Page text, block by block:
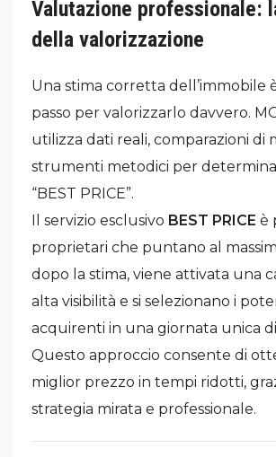
Valutazione professionale:
della valorizzazione
Una stima corretta dell’immobile
passo per valorizzarlo davvero.
utilizza dati reali, comparazioni di
strumenti metodici per
“BEST PRICE”.
Il servizio esclusivo BEST PRICE è
proprietari che puntano al
dopo la stima, viene attivata una
alta visibilità e si selezionano i
acquirenti in una giornata unica di
Questo approccio consente di
miglior prezzo in tempi ridotti,
strategia mirata e professionale.